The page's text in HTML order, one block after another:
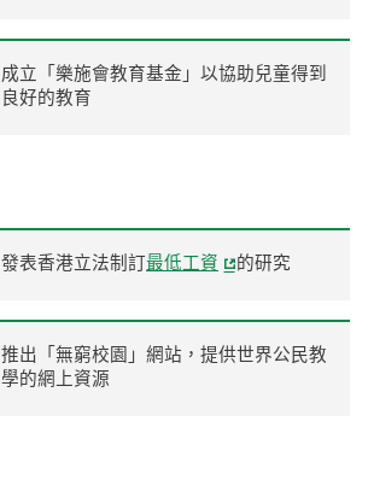
成立「樂施會教育基金」以協助兒童得到
良好的教育
發表香港立法制訂最低工資 的研究
推出「無窮校園」網站，提供世界公民教
學的網上資源